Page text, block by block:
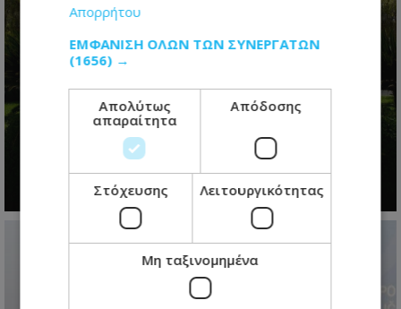
Η προεδρική μάχη άρχισε- Το
μεγάλο παζλ των συμμαχιών και η
μετακίνηση των κομματικών
ισορροπιών
Απορρήτου
ΕΜΦΆΝΙΣΗ ΌΛΩΝ ΤΩΝ ΣΥΝΕΡΓΑΤΏΝ
(1656) →
Απολύτως
απαραίτητα
Απόδοσης
Στόχευσης Λειτουργικότητας
Μη ταξινομημένα